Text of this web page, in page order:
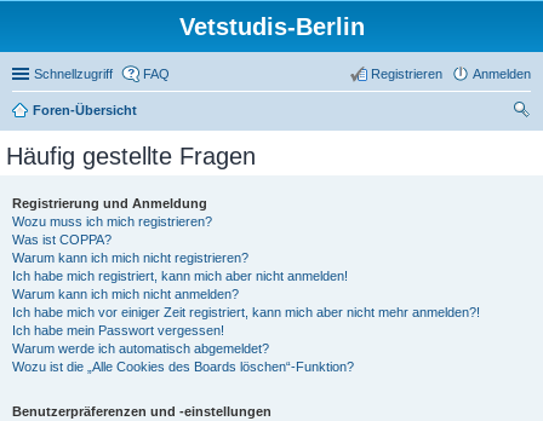
Vetstudis-Berlin
Schnellzugriff FAQ Anmelden
Registrieren
Foren-Übersicht
Häufig gestellte Fragen
Registrierung und Anmeldung
Wozu muss ich mich registrieren?
Was ist COPPA?
Warum kann ich mich nicht registrieren?
Ich habe mich registriert, kann mich aber nicht anmelden!
Warum kann ich mich nicht anmelden?
Ich habe mich vor einiger Zeit registriert, kann mich aber nicht mehr anmelden?!
Ich habe mein Passwort vergessen!
Warum werde ich automatisch abgemeldet?
Wozu ist die „Alle Cookies des Boards löschen“-Funktion?
Benutzerpräferenzen und -einstellungen